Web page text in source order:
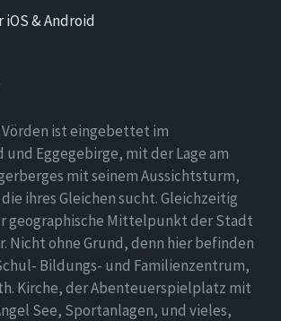
& Android
ist eingebettet im
und Eggegebirge, mit der Lage am
mit seinem Aussichtsturm,
ihres Gleichen sucht. Gleichzeitig
geographische Mittelpunkt der Stadt
Nicht ohne Grund, denn hier befinden
Bildungs- und Familienzentrum,
Kirche, der Abenteuerspielplatz mit
See, Sportanlagen, und vieles,